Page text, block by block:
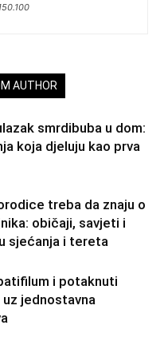
AUTHOR
smrdibuba u dom:
koja djeluju kao prva
treba da znaju o
običaji, savjeti i
sjećanja i tereta
i potaknuti
jednostavna